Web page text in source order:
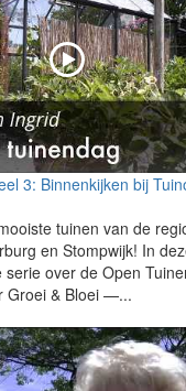
3: Binnenkijken bij
tuinen van de
en Stompwijk! In
serie over de Open
Groei & Bloei —...